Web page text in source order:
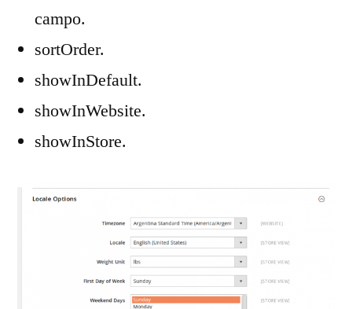
campo.
sortOrder.
showInDefault.
showInWebsite.
showInStore.